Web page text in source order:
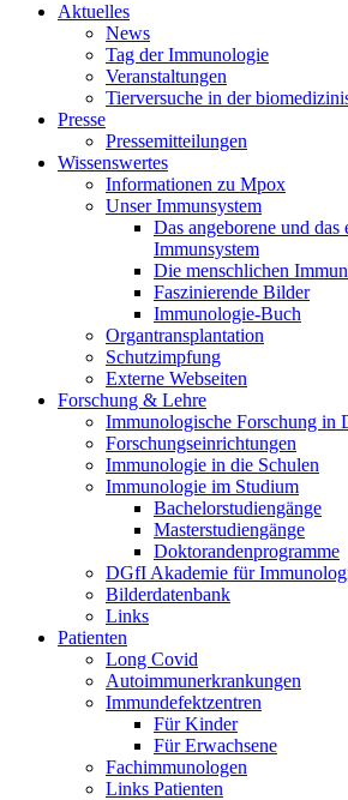
Aktuelles
News
Tag der Immunologie
Veranstaltungen
Tierversuche in der
Presse
Pressemitteilungen
Wissenswertes
Informationen zu Mpox
Unser Immunsystem
Das angeborene und das
Immunsystem
Die menschlichen
Faszinierende Bilder
Immunologie-Buch
Organtransplantation
Schutzimpfung
Externe Webseiten
Forschung & Lehre
Immunologische Forschung in
Forschungseinrichtungen
Immunologie in die Schulen
Immunologie im Studium
Bachelorstudiengänge
Masterstudiengänge
Doktorandenprogramme
DGfI Akademie für
Bilderdatenbank
Links
Patienten
Long Covid
Autoimmunerkrankungen
Immundefektzentren
Für Kinder
Für Erwachsene
Fachimmunologen
Links Patienten